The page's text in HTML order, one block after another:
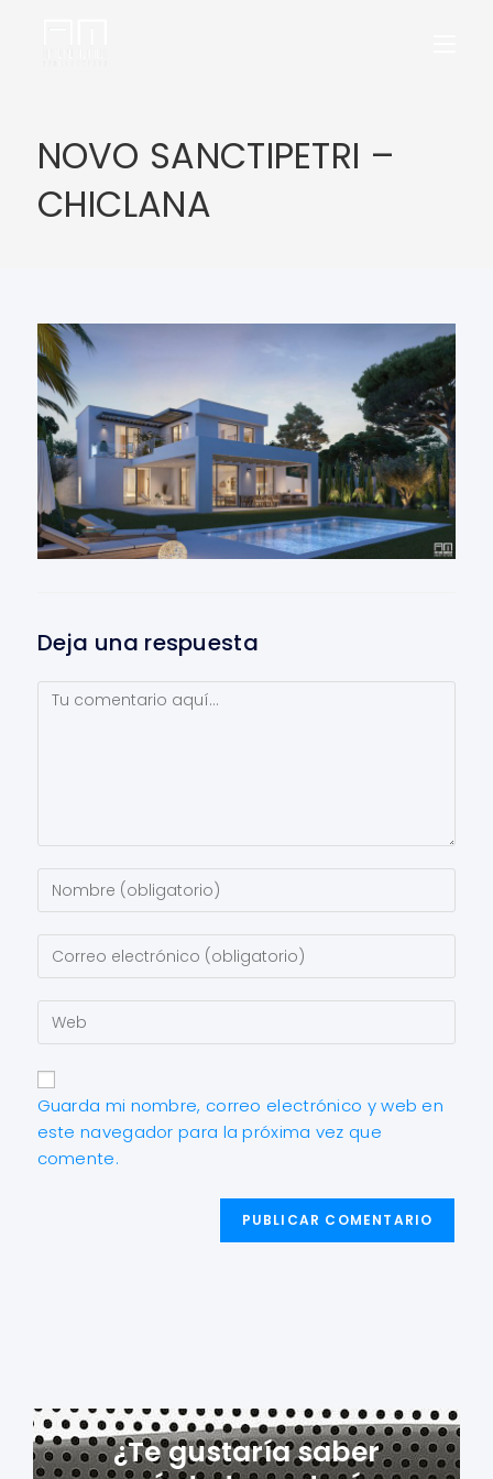
NOVO SANCTIPETRI –
CHICLANA
Deja una respuesta
Guarda mi nombre, correo electrónico y web en
este navegador para la próxima vez que
comente.
¿Te gustaría saber